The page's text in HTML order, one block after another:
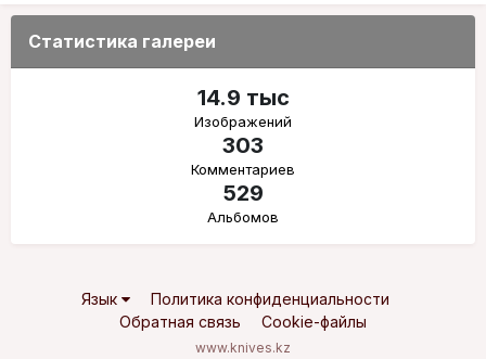
Статистика галереи
14.9 тыс
Изображений
303
Комментариев
529
Альбомов
Язык
Политика конфиденциальности
Обратная связь
Cookie-файлы
www.knives.kz